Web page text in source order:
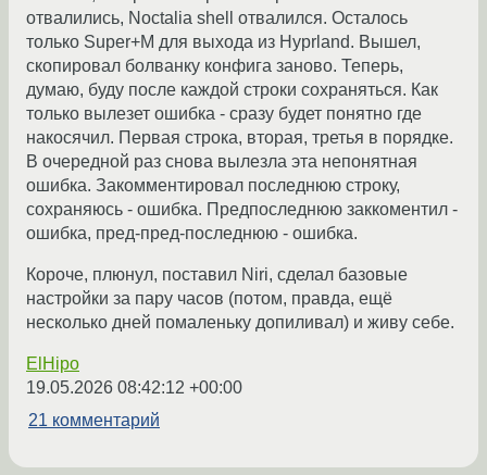
отвалились, Noctalia shell отвалился. Осталось
только Super+M для выхода из Hyprland. Вышел,
скопировал болванку конфига заново. Теперь,
думаю, буду после каждой строки сохраняться. Как
только вылезет ошибка - сразу будет понятно где
накосячил. Первая строка, вторая, третья в порядке.
В очередной раз снова вылезла эта непонятная
ошибка. Закомментировал последнюю строку,
сохраняюсь - ошибка. Предпоследнюю заккоментил -
ошибка, пред-пред-последнюю - ошибка.
Короче, плюнул, поставил Niri, сделал базовые
настройки за пару часов (потом, правда, ещё
несколько дней помаленьку допиливал) и живу себе.
ElHipo
19.05.2026 08:42:12 +00:00
21 комментарий